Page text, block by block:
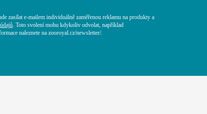
zasílat e-mailem individuálně zaměřenou reklamu na produkty a
. Toto svolení mohu kdykoliv odvolat, například
naleznete na zooroyal.cz/newsletter/.